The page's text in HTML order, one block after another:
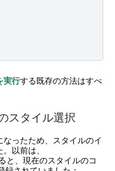
実行する既存の方法はすべ
スタイル選択
ったため、スタイルのイ
以前は、
と、現在のスタイルのコ